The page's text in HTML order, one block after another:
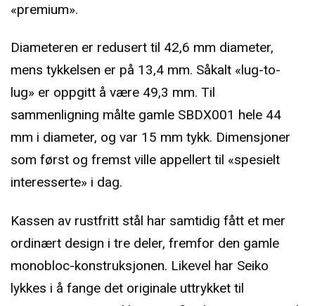
«premium».
Diameteren er redusert til 42,6 mm diameter,
mens tykkelsen er på 13,4 mm. Såkalt «lug-to-
lug» er oppgitt å være 49,3 mm. Til
sammenligning målte gamle SBDX001 hele 44
mm i diameter, og var 15 mm tykk. Dimensjoner
som først og fremst ville appellert til «spesielt
interesserte» i dag.
Kassen av rustfritt stål har samtidig fått et mer
ordinært design i tre deler, fremfor den gamle
monobloc-konstruksjonen. Likevel har Seiko
lykkes i å fange det originale uttrykket til